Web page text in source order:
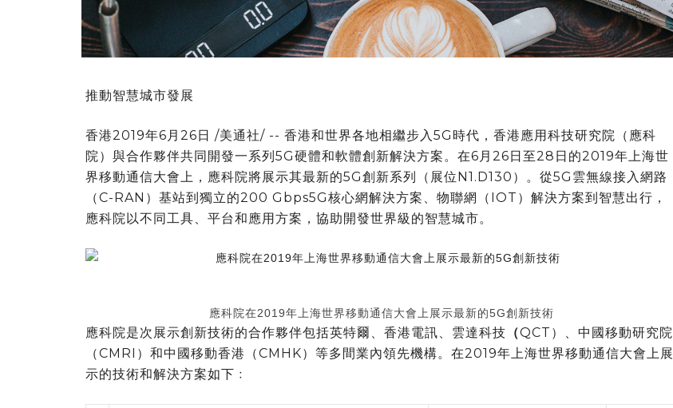
推動智慧城市發展
香港2019年6月26日 /美通社/ -- 香港和世界各地相繼步入5G時代，香港應用科技研究院（應科
院）與合作夥伴共同開發一系列5G硬體和軟體創新解決方案。在6月26日至28日的2019年上海世
界移動通信大會上，應科院將展示其最新的5G創新系列（展位N1.D130）。從5G雲無線接入網路
（C-RAN）基站到獨立的200 Gbps5G核心網解決方案、物聯網（IOT）解決方案到智慧出行，
應科院以不同工具、平台和應用方案，協助開發世界級的智慧城市。
應科院在2019年上海世界移動通信大會上展示最新的5G創新技術
應科院是次展示創新技術的合作夥伴包括英特爾、香港電訊、雲達科技 （QCT）、中國移動研究院
（CMRI）和中國移動香港（CMHK）等多間業內領先機構。在2019年上海世界移動通信大會上展
示的技術和解決方案如下﹕